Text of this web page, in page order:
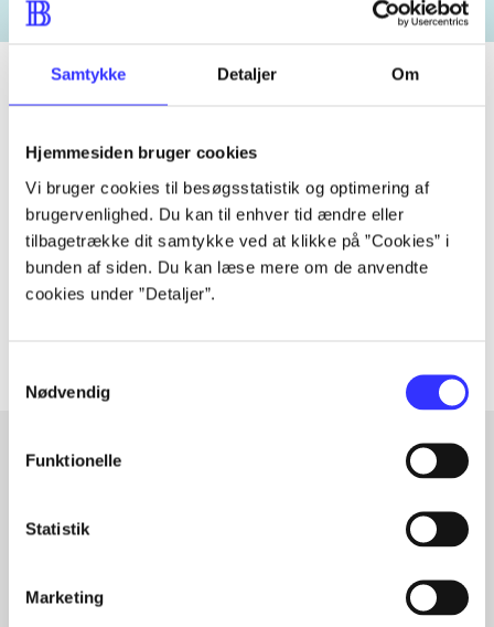
Samtykke Detaljer Om
Hjemmesiden bruger cookies
Vi bruger cookies til besøgsstatistik og optimering af
brugervenlighed. Du kan til enhver tid ændre eller
tilbagetrække dit samtykke ved at klikke på ”Cookies” i
bunden af siden. Du kan læse mere om de anvendte
cookies under ”Detaljer”.
Nødvendig
Funktionelle
Statistik
Marketing
Tidsskrift
Artiklen er en del af
lorem ipsum dolor sit amet ...
Tidsskrift
handler ofte om
Fra